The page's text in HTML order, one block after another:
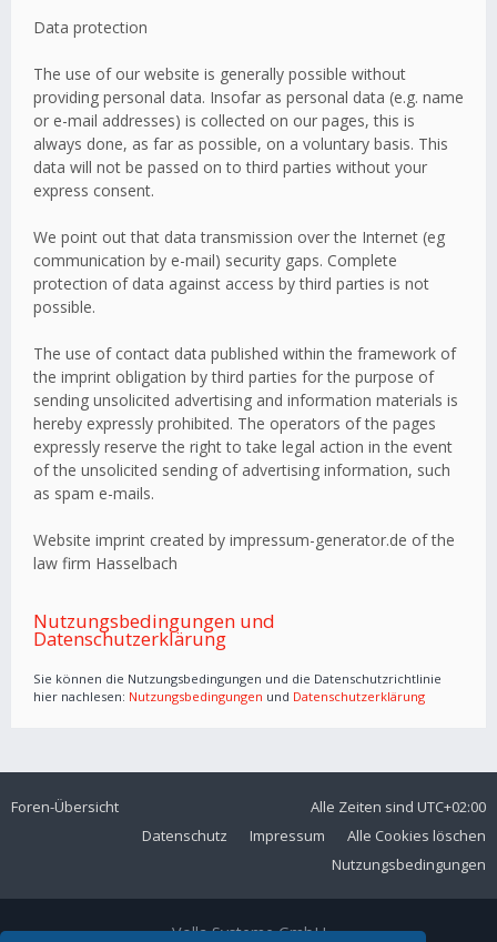
Data protection
The use of our website is generally possible without
providing personal data. Insofar as personal data (e.g. name
or e-mail addresses) is collected on our pages, this is
always done, as far as possible, on a voluntary basis. This
data will not be passed on to third parties without your
express consent.
We point out that data transmission over the Internet (eg
communication by e-mail) security gaps. Complete
protection of data against access by third parties is not
possible.
The use of contact data published within the framework of
the imprint obligation by third parties for the purpose of
sending unsolicited advertising and information materials is
hereby expressly prohibited. The operators of the pages
expressly reserve the right to take legal action in the event
of the unsolicited sending of advertising information, such
as spam e-mails.
Website imprint created by impressum-generator.de of the
law firm Hasselbach
Nutzungsbedingungen und
Datenschutzerklärung
Sie können die Nutzungsbedingungen und die Datenschutzrichtlinie
hier nachlesen: Nutzungsbedingungen und Datenschutzerklärung
Foren-Übersicht Alle Zeiten sind UTC+02:00
Alle Cookies löschen
Impressum
Datenschutz
Nutzungsbedingungen
Volla Systeme GmbH